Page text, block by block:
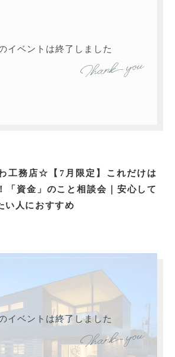
イベントは終了しました
工務店☆【7月限定】これだけは
「資金」のこと相談会｜安心して
い人におすすめ
イベントは終了しました